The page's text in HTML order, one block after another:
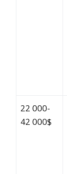
22 000-
42 000$